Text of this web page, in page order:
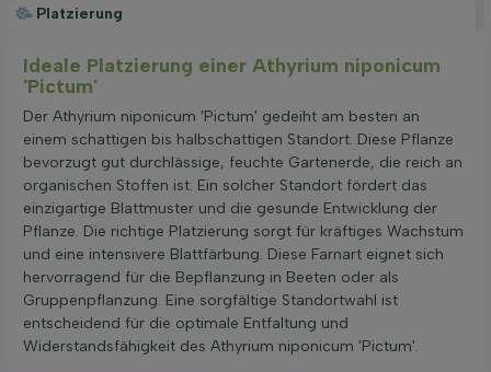
Platzierung
Ideale Platzierung einer Athyrium niponicum
'Pictum'
Der Athyrium niponicum 'Pictum' gedeiht am besten an
einem schattigen bis halbschattigen Standort. Diese Pflanze
bevorzugt gut durchlässige, feuchte Gartenerde, die reich an
organischen Stoffen ist. Ein solcher Standort fördert das
einzigartige Blattmuster und die gesunde Entwicklung der
Pflanze. Die richtige Platzierung sorgt für kräftiges Wachstum
und eine intensivere Blattfärbung. Diese Farnart eignet sich
hervorragend für die Bepflanzung in Beeten oder als
Gruppenpflanzung. Eine sorgfältige Standortwahl ist
entscheidend für die optimale Entfaltung und
Widerstandsfähigkeit des Athyrium niponicum 'Pictum'.